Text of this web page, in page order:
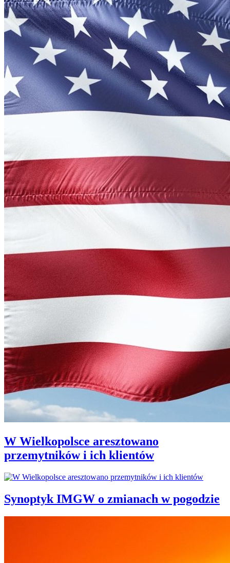
W Wielkopolsce aresztowano
przemytników i ich klientów
Synoptyk IMGW o zmianach w pogodzie